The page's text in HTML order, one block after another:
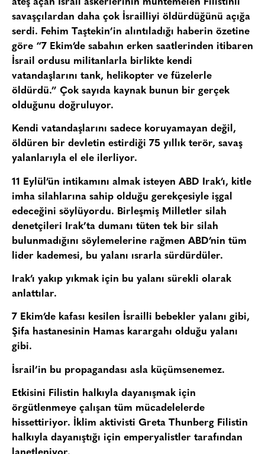
savaşçılardan daha çok İsrailliyi öldürdüğünü açığa
serdi. Fehim Taştekin’in alıntıladığı haberin özetine
göre “7 Ekim’de sabahın erken saatlerinden itibaren
İsrail ordusu militanlarla birlikte kendi
vatandaşlarını tank, helikopter ve füzelerle
öldürdü.” Çok sayıda kaynak bunun bir gerçek
olduğunu doğruluyor.
Kendi vatandaşlarını sadece koruyamayan değil,
öldüren bir devletin estirdiği 75 yıllık terör, savaş
yalanlarıyla el ele ilerliyor.
11 Eylül’ün intikamını almak isteyen ABD Irak’ı, kitle
imha silahlarına sahip olduğu gerekçesiyle işgal
edeceğini söylüyordu. Birleşmiş Milletler silah
denetçileri Irak’ta dumanı tüten tek bir silah
bulunmadığını söylemelerine rağmen ABD’nin tüm
lider kademesi, bu yalanı ısrarla sürdürdüler.
Irak’ı yakıp yıkmak için bu yalanı sürekli olarak
anlattılar.
7 Ekim’de kafası kesilen İsrailli bebekler yalanı gibi,
Şifa hastanesinin Hamas karargahı olduğu yalanı
gibi.
İsrail’in bu propagandası asla küçümsenemez.
Etkisini Filistin halkıyla dayanışmak için
örgütlenmeye çalışan tüm mücadelelerde
hissettiriyor. İklim aktivisti Greta Thunberg Filistin
halkıyla dayanıştığı için emperyalistler tarafından